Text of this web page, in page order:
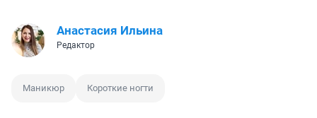
Анастасия Ильина
Редактор
Маникюр Короткие ногти